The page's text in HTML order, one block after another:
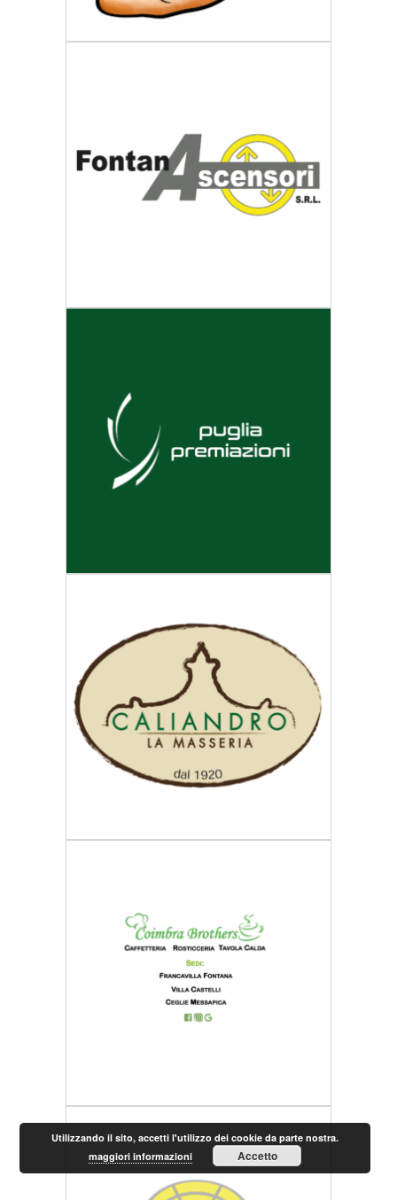
Utilizzando il sito, accetti l'utilizzo dei cookie da parte nostra.
maggiori informazioni
Accetto